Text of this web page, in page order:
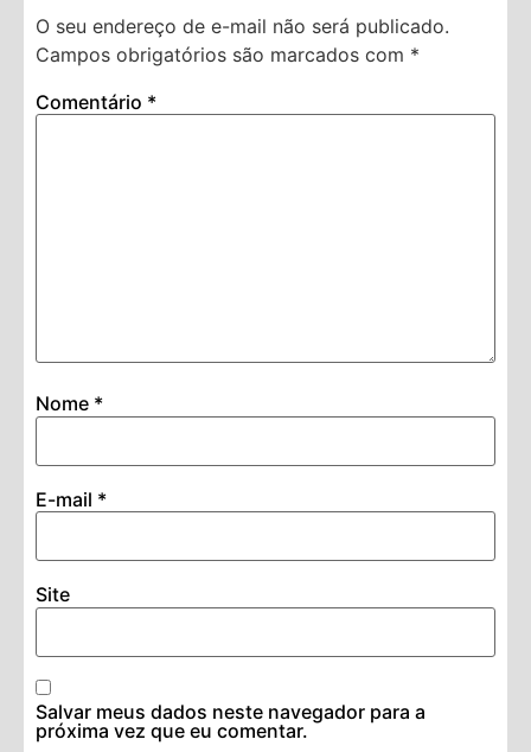
O seu endereço de e-mail não será publicado.
Campos obrigatórios são marcados com *
Comentário *
Nome *
E-mail *
Site
Salvar meus dados neste navegador para a
próxima vez que eu comentar.